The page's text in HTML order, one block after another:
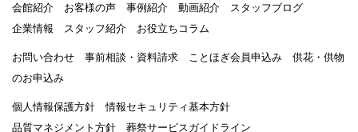
会館紹介 お客様の声 事例紹介 動画紹介
スタッフブログ
企業情報
スタッフ紹介 お役立ちコラム
お問い合わせ 事前相談・資料請求 ことほぎ会員申込み
供花・供物
のお申込み
個人情報保護方針
情報セキュリティ基本方針
品質マネジメント方針
葬祭サービスガイドライン